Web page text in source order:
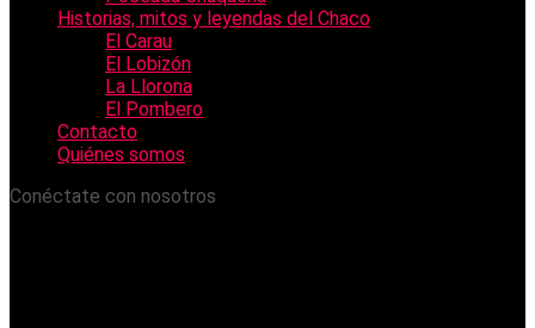
Historias, mitos y leyendas del Chaco
El Carau
El Lobizón
La Llorona
El Pombero
Contacto
Quiénes somos
Conéctate con nosotros